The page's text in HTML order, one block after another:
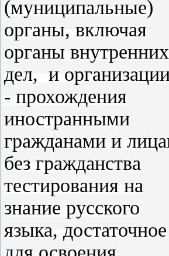
(муниципальные)
органы, включая
органы внутренних
дел, и
- прохождения
иностранными
гражданами и
без гражданства
тестирования на
знание русского
языка, достаточное